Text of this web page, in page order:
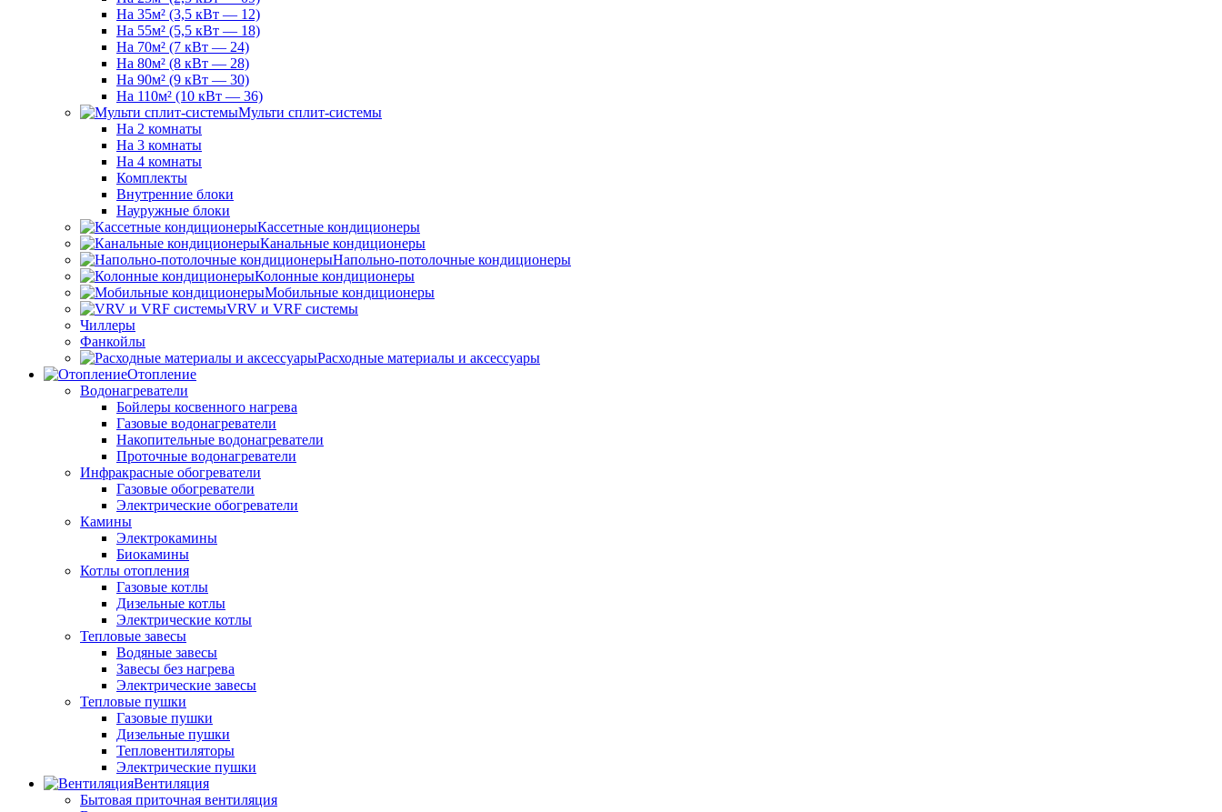
На 35м² (3,5 кВт — 12)
На 55м² (5,5 кВт — 18)
На 70м² (7 кВт — 24)
На 80м² (8 кВт — 28)
На 90м² (9 кВт — 30)
На 110м² (10 кВт — 36)
Мульти сплит-системы
На 2 комнаты
На 3 комнаты
На 4 комнаты
Комплекты
Внутренние блоки
Науружные блоки
Кассетные кондиционеры
Канальные кондиционеры
Напольно-потолочные кондиционеры
Колонные кондиционеры
Мобильные кондиционеры
VRV и VRF системы
Чиллеры
Фанкойлы
Расходные материалы и аксессуары
Отопление
Водонагреватели
Бойлеры косвенного нагрева
Газовые водонагреватели
Накопительные водонагреватели
Проточные водонагреватели
Инфракрасные обогреватели
Газовые обогреватели
Электрические обогреватели
Камины
Электрокамины
Биокамины
Котлы отопления
Газовые котлы
Дизельные котлы
Электрические котлы
Тепловые завесы
Водяные завесы
Завесы без нагрева
Электрические завесы
Тепловые пушки
Газовые пушки
Дизельные пушки
Тепловентиляторы
Электрические пушки
Вентиляция
Бытовая приточная вентиляция